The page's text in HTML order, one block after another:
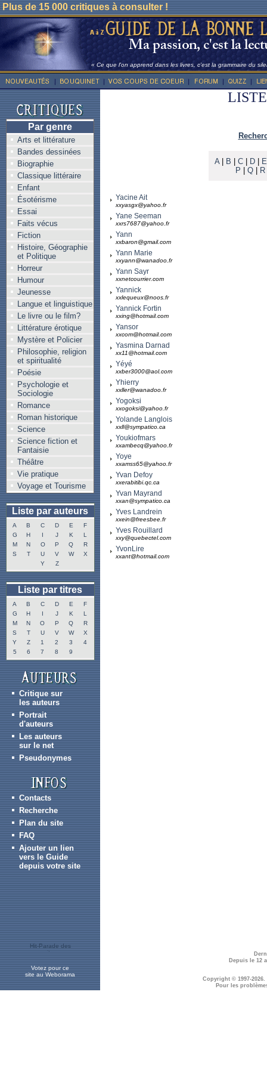
Plus de 15 000 critiques à consulter !
« Ce que l'on apprend dans les livres, c'est la grammaire du
Par genre
Arts et littérature
Bandes dessinées
Biographie
Classique littéraire
Enfant
Ésotérisme
Essai
Faits vécus
Fiction
Histoire, Géographie
et Politique
Horreur
Humour
Jeunesse
Langue et linguistique
Le livre ou le film?
Littérature érotique
Mystère et Policier
Philosophie, religion
et spiritualité
Poésie
Psychologie et
Sociologie
Romance
Roman historique
Science
Science fiction et
Fantaisie
Théâtre
Vie pratique
Voyage et Tourisme
Liste par auteurs
A B C D E
F
G
H I J K
L
M
N O P Q
R
S
T U V W
X
Y
Z
Liste par titres
A B C D E
F
G
H I J K
L
M
N O P Q
R
S
T U V W
X
Y
Z 1 2 3
4
5
6 7 8 9
Critique sur
les auteurs
Portrait
d'auteurs
Les auteurs
sur le net
Pseudonymes
Contacts
Recherche
Plan du site
FAQ
Ajouter un lien
vers le Guide
depuis votre site
A| B C| D| E
P
Q R
Yacine Ait
xxyasgx@yahoo.fr
Yane Seeman
xxrs7687@yahoo.fr
Yann
xxbaron@gmail.com
Yann Marie
xxyann@wanadoo.fr
Yann Sayr
xxnetcourrier.com
Yannick
xxlequeux@noos.fr
Yannick Fortin
xxing@hotmail.com
Yansor
xxcom@hotmail.com
Yasmina Darnad
xx11@hotmail.com
Yéyé
xxber3000@aol.com
Yhierry
xxller@wanadoo.fr
Yogoksi
xxogoksi@yahoo.fr
Yolande Langlois
xxll@sympatico.ca
Youkiofmars
xxambecq@yahoo.fr
Yoye
xxamss65@yahoo.fr
Yvan Defoy
xxerabitibi.qc.ca
Yvan Mayrand
xxan@sympatico.ca
Yves Landrein
xxein@freesbee.fr
Yves Rouillard
xxy@quebectel.com
YvonLire
xxant@hotmail.com
Votez pour ce
site au Weborama
Depuis le 12
Copyright © 1997-2026.
Pour les